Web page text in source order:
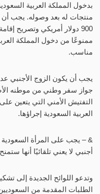
بدخول المملكة العربية
منتجات له بعد وصوله. يجب
900 دولار أمريكي وتصريح
ممنوعًا من دخول المملكة
مناسب.
يجب أن يكون الزوج الأجنبي
جواز سفر وطني من موطنه
التفتيش الأمني ​​التي يتعين
العربية السعودية إجراؤها.
& – يجب على المرأة السعودية
أجنبي لا يعني تلقائيًا أنها
وتدعو اللوائح الجديدة إلى
الطلبات المقدمة من